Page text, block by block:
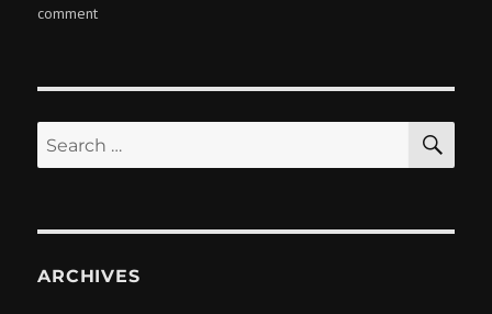
commenton
расписанию
Search
for:
ARCHIVES